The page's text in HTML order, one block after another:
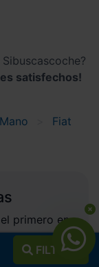
FILTROS
satisfechos!
Fiat
primero en